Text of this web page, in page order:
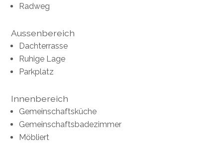
Radweg
Aussenbereich
Dachterrasse
Ruhige Lage
Parkplatz
Innenbereich
Gemeinschaftsküche
Gemeinschaftsbadezimmer
Möbliert